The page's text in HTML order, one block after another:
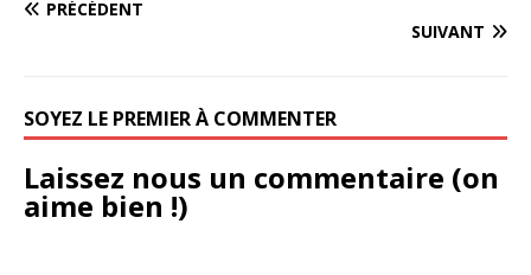
PRÉCÉDENT
SUIVANT
SOYEZ LE PREMIER À COMMENTER
Laissez nous un commentaire (on
aime bien !)